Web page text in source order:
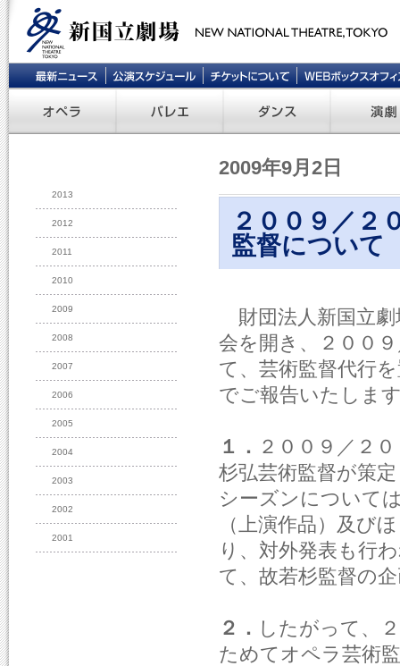
2013
2012
2011
2010
2009
2008
2007
2006
2005
2004
2003
2002
2001
2009年9月2日
２００９／２
監督について
財団法人新国立劇
会を開き、２００
て、芸術監督代行
でご報告いたしま
１． ２００９／２
杉弘芸術監督が策
シーズンについて
（上演作品）及び
り、対外発表も行
て、故若杉監督の
２． したがって、
ためてオペラ芸術